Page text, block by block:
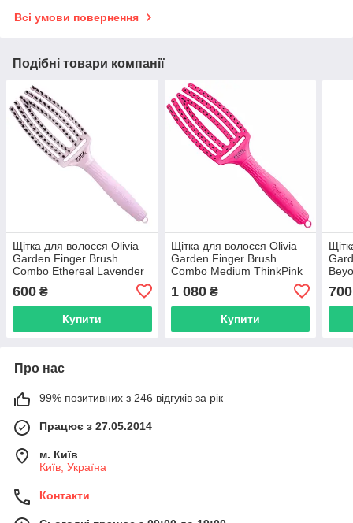
Всі умови повернення
Подібні товари компанії
Щітка для волосся Olivia
Garden Finger Brush
Combo Ethereal Lavender
600 ₴
Купити
Щітка для волосся Olivia
Garden Finger Brush
Combo Medium ThinkPink
(ID1806)
1 080₴
Купити
700
Про нас
99% позитивних з 246 відгуків за рік
Працює з 27.05.2014
м. Київ
Київ, Україна
Контакти